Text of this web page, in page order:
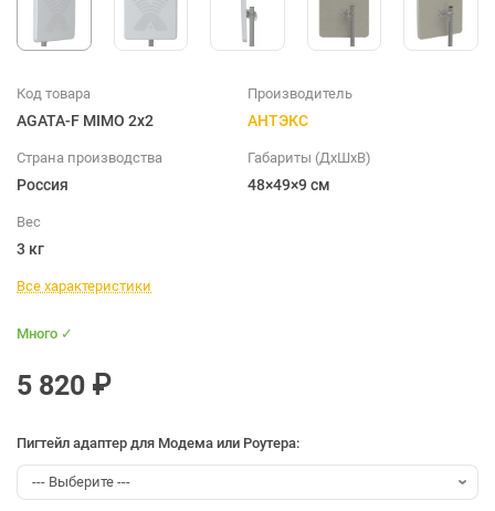
Код товара
AGATA-F MIMO 2x2
Производитель
АНТЭКС
Страна производства
Россия
Габариты (ДхШхВ)
48×49×9 см
Вес
3 кг
Все характеристики
Много ✓
5 820 ₽
Пигтейл адаптер для Модема или Роутера: